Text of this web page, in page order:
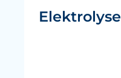
Elektrolyse